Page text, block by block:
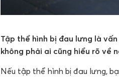
Tập thể hình bị đau lưng là
không phải ai cũng hiểu rõ về
Nếu tập thể hình bị đau lưng,